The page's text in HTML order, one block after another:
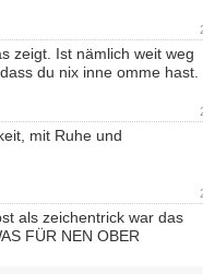
zeigt. Ist nämlich weit weg
du nix inne omme hast.
mit Ruhe und
als zeichentrick war das
FÜR NEN OBER